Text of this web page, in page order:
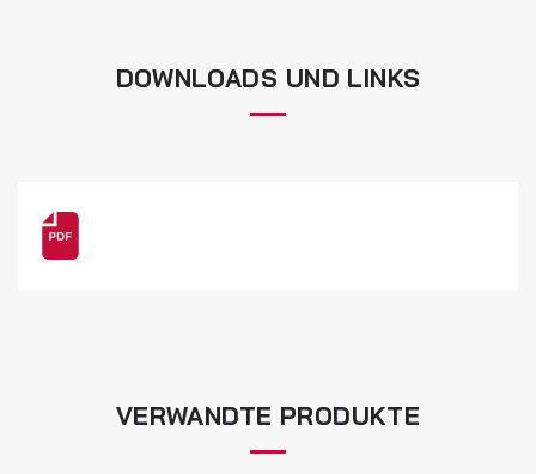
DOWNLOADS UND LINKS
VERWANDTE PRODUKTE